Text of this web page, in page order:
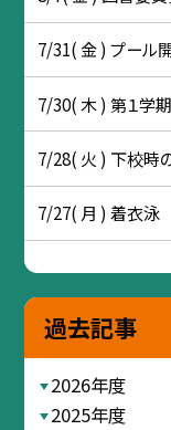
7/31( 金 ) プール
7/30( 木 ) 第１学
7/28( 火 ) 下校時
7/27( 月 ) 着衣泳
過去記事
2026年度
2025年度